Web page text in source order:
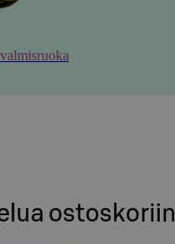
ostoskoriin